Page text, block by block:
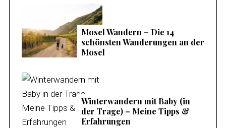
Mosel Wandern – Die 14
schönsten Wanderungen an der
Mosel
Winterwandern mit Baby (in
der Trage) – Meine Tipps &
Erfahrungen